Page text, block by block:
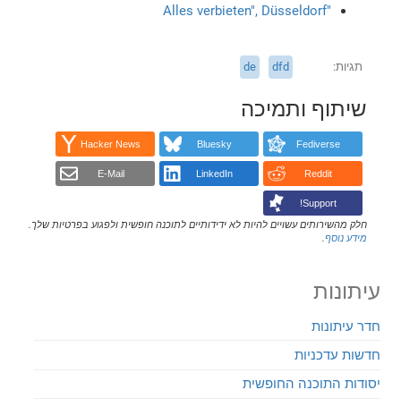
"Alles verbieten", Düsseldorf
תגיות dfd
de
שיתוף ותמיכה
Fediverse
Bluesky
Hacker News
Reddit
LinkedIn
E-Mail
Support!
חלק מהשירותים עשויים להיות לא ידידותיים לתוכנה חופשית ולפגוע בפרטיות שלך.
מידע נוסף.
עיתונות
חדר עיתונות
חדשות עדכניות
יסודות התוכנה החופשית